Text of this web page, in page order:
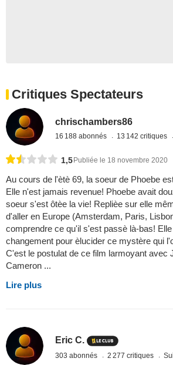
Critiques Spectateurs
chrischambers86
16 188 abonnés 13 142 critiques
1,5 Publiée le 18 novembre 2020
Au cours de l'ètè 69, la soeur de Phoebe
Elle n'est jamais revenue! Phoebe avait
soeur s'est ôtèe la vie! Replièe sur elle
d'aller en Europe (Amsterdam, Paris,
comprendre ce qu'il s'est passè là-bas!
changement pour èlucider ce mystère qui
C'est le postulat de ce film larmoyant avec
Cameron ...
Lire plus
Eric C.
303 abonnés 2 277 critiques